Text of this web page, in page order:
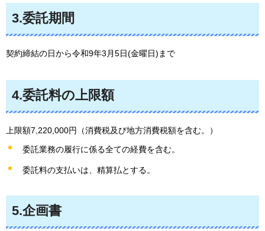
3.委託期間
契約締結の日から令和9年3月5日(金曜日)まで
4.委託料の上限額
上限額7,220,000円（消費税及び地方消費税額を含む。）
委託業務の履行に係る全ての経費を含む。
委託料の支払いは、精算払とする。
5.企画書